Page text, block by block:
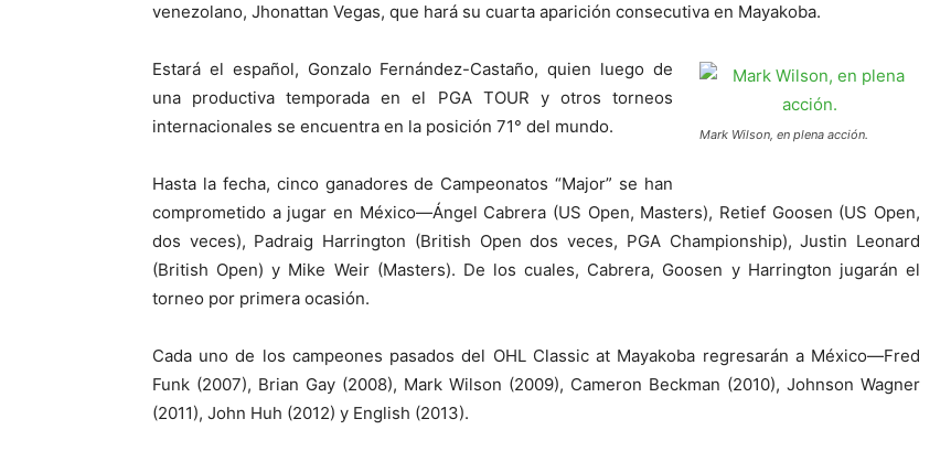
venezolano, Jhonattan Vegas, que hará su cuarta aparición consecutiva en Mayakoba.
Mark Wilson, en plena acción.
Estará el español, Gonzalo Fernández-Castaño, quien luego de
una productiva temporada en el PGA TOUR y otros torneos
internacionales se encuentra en la posición 71° del mundo.
Hasta la fecha, cinco ganadores de Campeonatos “Major” se han
comprometido a jugar en México—Ángel Cabrera (US Open, Masters), Retief Goosen (US Open,
dos veces), Padraig Harrington (British Open dos veces, PGA Championship), Justin Leonard
(British Open) y Mike Weir (Masters). De los cuales, Cabrera, Goosen y Harrington jugarán el
torneo por primera ocasión.
Cada uno de los campeones pasados del OHL Classic at Mayakoba regresarán a México—Fred
Funk (2007), Brian Gay (2008), Mark Wilson (2009), Cameron Beckman (2010), Johnson Wagner
(2011), John Huh (2012) y English (2013).